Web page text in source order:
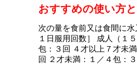
おすすめの使い方
次の量を食前又は食間に
１日服用回数］ 成人（１
包：３回 ４才以上７才未
回 ２才未満：１／４包：